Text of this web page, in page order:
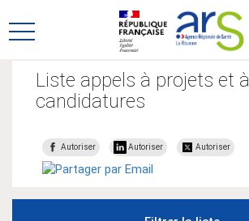
au
menu
au
contenu
Ouvrir
menu
principal
Liste appels à projets et à
candidatures
Autoriser Autoriser Autoriser